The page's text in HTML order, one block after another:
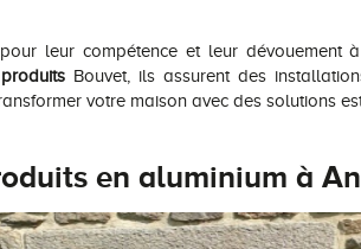
leur compétence et leur
Bouvet, ils assurent des
votre maison avec des solutions
en aluminium à